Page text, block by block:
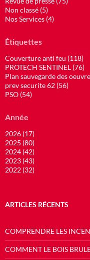
Non classé (5)
Nos Services (4)
Étiquettes
Couverture anti feu (118)
PROTECH SENTINEL (76)
Plan sauvegarde des
prev securite 62 (56)
PSO (54)
Année
2026 (17)
2025 (80)
2024 (42)
2023 (43)
2022 (32)
ARTICLES RÉCENTS
COMPRENDRE LES
COMMENT LE BOIS